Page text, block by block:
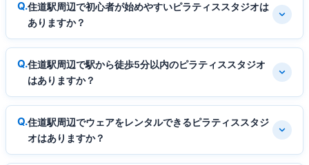
住道駅周辺で初心者が始めやすいピラティススタジオは
ありますか？
住道駅周辺で駅から徒歩5分以内のピラティススタジオ
はありますか？
住道駅周辺でウェアをレンタルできるピラティススタジ
オはありますか？